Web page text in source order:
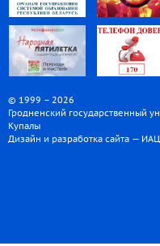
© 1999 – 2026
Гродненский государственный
Купалы
Дизайн и разработка сайта —